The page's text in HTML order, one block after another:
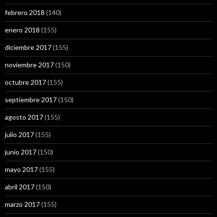
febrero 2018 (140)
enero 2018 (155)
diciembre 2017(155)
noviembre 2017(150)
octubre 2017(155)
septiembre 2017(150)
agosto 2017(155)
julio 2017(155)
junio 2017(150)
mayo 2017(155)
abril 2017(150)
marzo 2017(155)